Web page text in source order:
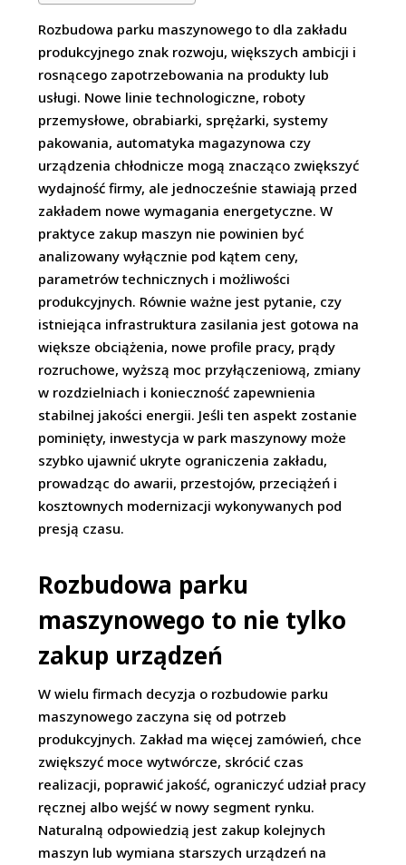
Rozbudowa parku maszynowego to dla zakładu
produkcyjnego znak rozwoju, większych ambicji i
rosnącego zapotrzebowania na produkty lub
usługi. Nowe linie technologiczne, roboty
przemysłowe, obrabiarki, sprężarki, systemy
pakowania, automatyka magazynowa czy
urządzenia chłodnicze mogą znacząco zwiększyć
wydajność firmy, ale jednocześnie stawiają przed
zakładem nowe wymagania energetyczne. W
praktyce zakup maszyn nie powinien być
analizowany wyłącznie pod kątem ceny,
parametrów technicznych i możliwości
produkcyjnych. Równie ważne jest pytanie, czy
istniejąca infrastruktura zasilania jest gotowa na
większe obciążenia, nowe profile pracy, prądy
rozruchowe, wyższą moc przyłączeniową, zmiany
w rozdzielniach i konieczność zapewnienia
stabilnej jakości energii. Jeśli ten aspekt zostanie
pominięty, inwestycja w park maszynowy może
szybko ujawnić ukryte ograniczenia zakładu,
prowadząc do awarii, przestojów, przeciążeń i
kosztownych modernizacji wykonywanych pod
presją czasu.
Rozbudowa parku
maszynowego to nie tylko
zakup urządzeń
W wielu firmach decyzja o rozbudowie parku
maszynowego zaczyna się od potrzeb
produkcyjnych. Zakład ma więcej zamówień, chce
zwiększyć moce wytwórcze, skrócić czas
realizacji, poprawić jakość, ograniczyć udział pracy
ręcznej albo wejść w nowy segment rynku.
Naturalną odpowiedzią jest zakup kolejnych
maszyn lub wymiana starszych urządzeń na